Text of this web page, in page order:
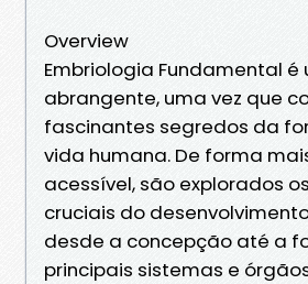
Overview
Embriologia Fundamental é
abrangente, uma vez que
fascinantes segredos da
vida humana. De forma
acessível, são explorados
cruciais do
desde a concepção até a
principais sistemas e